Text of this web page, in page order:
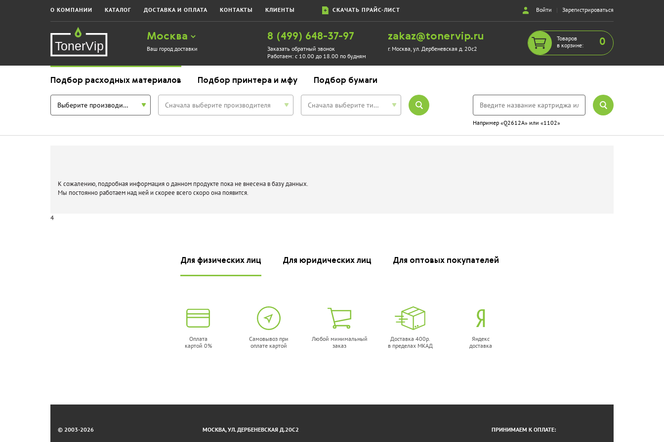
О КОМПАНИИ КАТАЛОГ ДОСТАВКА И ОПЛАТА КОНТАКТЫ КЛИЕНТЫ СКАЧАТЬ ПРАЙС-ЛИСТ Войти | Зарегистрироваться
Москва
Ваш город доставки
8 (499) 648-37-97
Заказать обратный звонок
Работаем: с 10.00 до 18.00 по будням
zakaz@tonervip.ru
г. Москва, ул. Дербеневская д. 20с2
Товаров
в корзине:
0
Подбор расходных материалов Подбор принтера и мфу Подбор бумаги
Выберите производителя Сначала выберите производителя Сначала выберите тип устройства
Например «Q2612A» или «1102»
К сожалению, подробная информация о данном продукте пока не внесена в базу данных.
Мы постоянно работаем над ней и скорее всего скоро она появится.
4
Для физических лиц Для юридических лиц Для оптовых покупателей
Оплата
картой 0%
Самовывоз при
оплате картой
Любой минимальный
заказ
Доставка 400р.
в пределах МКАД
Яндекс
доставка
© 2003-2026 МОСКВА, УЛ. ДЕРБЕНЕВСКАЯ Д.20С2 ПРИНИМАЕМ К ОПЛАТЕ: